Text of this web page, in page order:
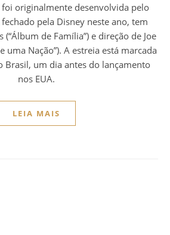
foi originalmente desenvolvida pelo
pela Disney neste ano, tem
de Família”) e direção de Joe
uma Nação”). A estreia está marcada
Brasil, um dia antes do lançamento
nos EUA.
LEIA MAIS